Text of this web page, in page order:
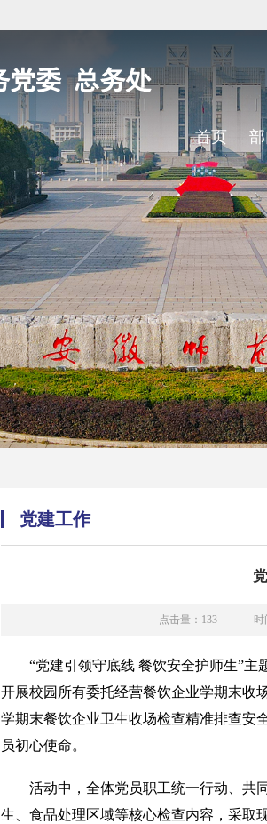
首页
党建工作
点击量： 133 时
“党建引领守底线 餐饮安全护师生”
开展校园所有委托经营餐饮企业学期末收
学期末餐饮企业卫生收场检查精准排查安
员初心使命。
活动中，全体党员职工统一行动、共
生、食品处理区域等核心检查内容，采取